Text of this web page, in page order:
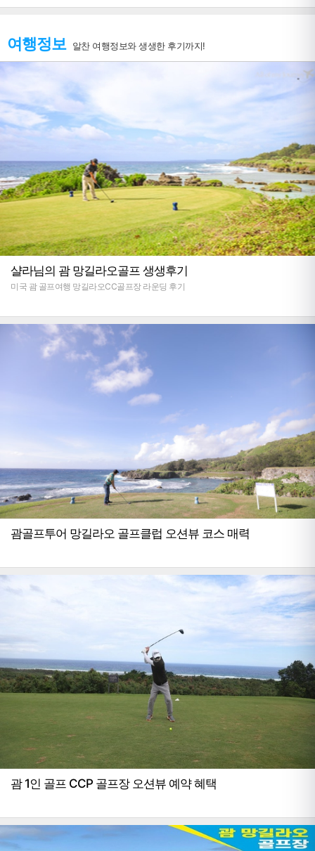
여행정보 알찬 여행정보와 생생한 후기까지!
샬라님의 괌 망길라오골프 생생후기
미국 괌 골프여행 망길라오CC골프장 라운딩 후기
괌골프투어 망길라오 골프클럽 오션뷰 코스 매력
괌 1인 골프 CCP 골프장 오션뷰 예약 혜택